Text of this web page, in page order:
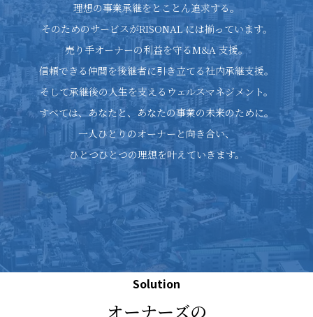
理想の事業承継をとことん追求する。
そのためのサービスがRISONAL には揃っています。
売り手オーナーの利益を守るM&A 支援。
信頼できる仲間を後継者に引き立てる社内承継支援。
そして承継後の人生を支えるウェルスマネジメント。
すべては、あなたと、あなたの事業の未来のために。
一人ひとりのオーナーと向き合い、
ひとつひとつの理想を叶えていきます。
Solution
オーナーズの